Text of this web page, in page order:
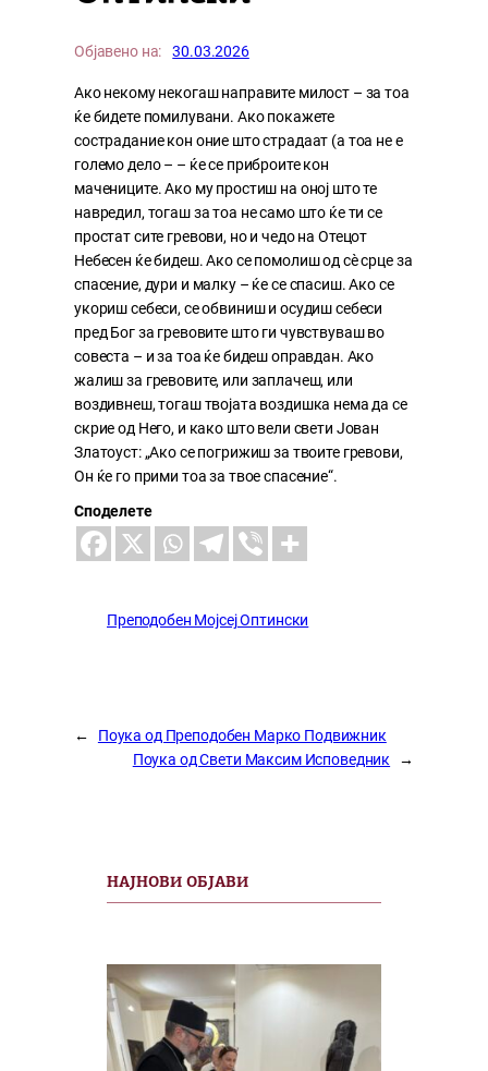
Објавено на: 30.03.2026
Ако некому некогаш направите милост – за тоа
ќе бидете помилувани. Ако покажете
сострадание кон оние што страдаат (а тоа не е
големо дело – – ќе се приброите кон
мачениците. Ако му простиш на оној што те
навредил, тогаш за тоа не само што ќе ти се
простат сите гревови, но и чедо на Отецот
Небесен ќе бидеш. Ако се помолиш од сè срце за
спасение, дури и малку – ќе се спасиш. Ако се
укориш себеси, се обвиниш и осудиш себеси
пред Бог за гревовите што ги чувствуваш во
совеста – и за тоа ќе бидеш оправдан. Ако
жалиш за гревовите, или заплачеш, или
воздивнеш, тогаш твојата воздишка нема да се
скрие од Него, и како што вели свети Јован
Златоуст: „Ако се погрижиш за твоите гревови,
Он ќе го прими тоа за твое спасение“.
Споделете
Преподобен Мојсеј Оптински
←
Поука од Преподобен Марко Подвижник
Поука од Свети Максим Исповедник
→
НАЈНОВИ ОБЈАВИ